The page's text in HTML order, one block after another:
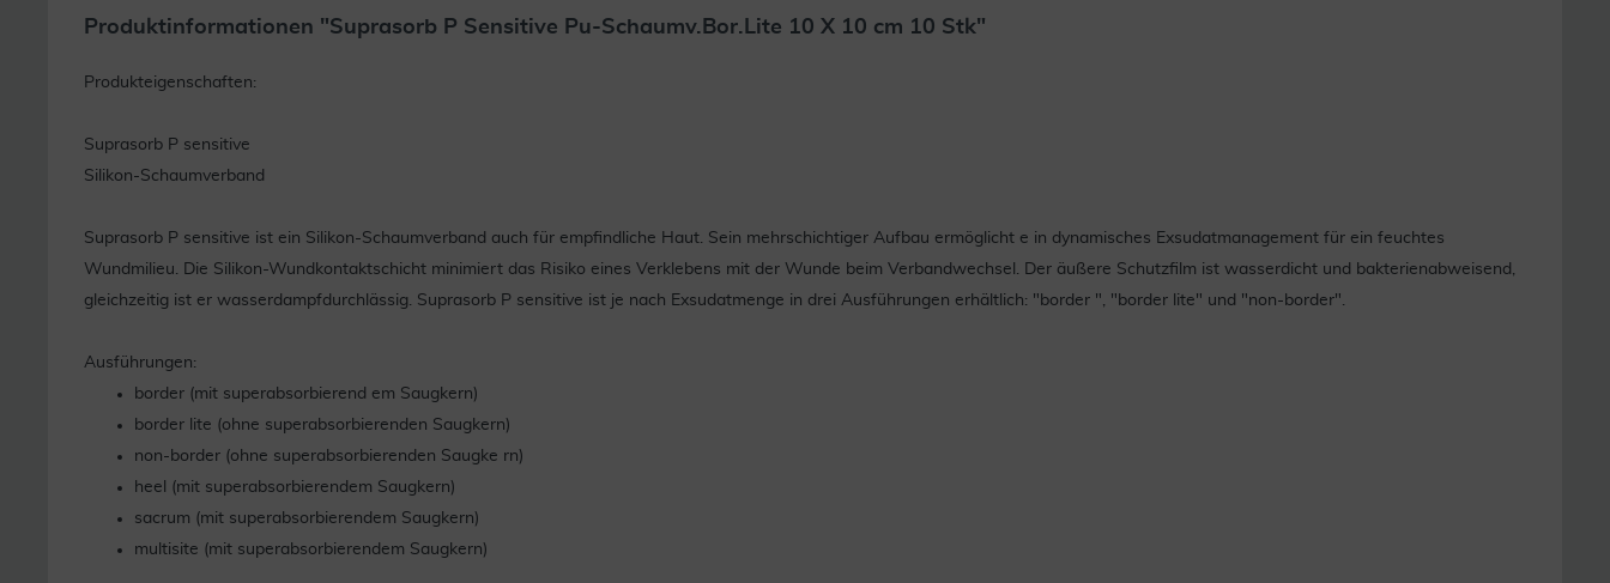
Produktinformationen "Suprasorb P Sensitive Pu-Schaumv.Bor.Lite 10 X 10 cm 10 Stk"
Produkteigenschaften:
Suprasorb P sensitive
Silikon-Schaumverband
Suprasorb P sensitive ist ein Silikon-Schaumverband auch für empfindliche Haut. Sein mehrschichtiger Aufbau ermöglicht e in dynamisches Exsudatmanagement für ein feuchtes
Wundmilieu. Die Silikon-Wundkontaktschicht minimiert das Risiko eines Verklebens mit der Wunde beim Verbandwechsel. Der äußere Schutzfilm ist wasserdicht und bakterienabweisend,
gleichzeitig ist er wasserdampfdurchlässig. Suprasorb P sensitive ist je nach Exsudatmenge in drei Ausführungen erhältlich: "border ", "border lite" und "non-border".
Ausführungen:
border (mit superabsorbierend em Saugkern)
border lite (ohne superabsorbierenden Saugkern)
non-border (ohne superabsorbierenden Saugke rn)
heel (mit superabsorbierendem Saugkern)
sacrum (mit superabsorbierendem Saugkern)
multisite (mit superabsorbierendem Saugkern)